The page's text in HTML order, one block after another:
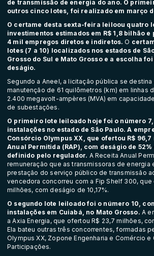
de transmissão de energia do ano. O
outros cinco lotes, foi realizado em março
O certame desta sexta-feira leiloou quatro
investimentos estimados em R$ 1,8 bilhão e
4 mil empregos diretos e indiretos.O
lotes (7 a 10) localizados nos estados de
Grosso do Sul e Mato Grosso e a escolha
deságio.
Segundo a Aneel, a licitação pública se destina
manutenção de 61 quilômetros (km) em linhas
2.400 megavolt-ampères (MVA) em
de subestações.
O primeiro lote leiloado hoje foi o número
instalações no estado de São Paulo. A
Consórcio Olympus XX, que ofertou R$
Anual Permitida (RAP), com deságio de
definido pelo regulador. A Receita Anual
remuneração que as transmissoras de energia
prestação do serviço público de transmissão
vencedora concorreu com a Fip Shelf 300, que
milhões, com deságio de 10,17%.
O segundo lote leiloado foi o número 10,
instalações em Cuiabá, no Mato Grosso. A
a Axia Energia, que ofertou R$ 23,7 milhões,
Ela bateu outras três concorrentes, formadas
Olympus XX, Zopone Engenharia e Comércio
Participações.